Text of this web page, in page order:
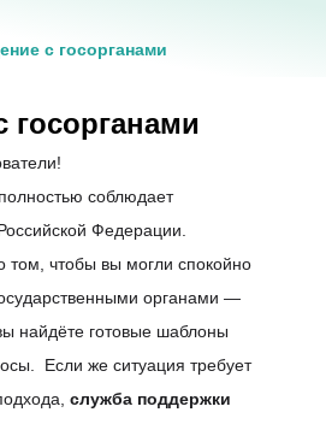
с госорганами
соблюдает
Федерации.
том, чтобы вы могли спокойно
органами —
найдёте готовые шаблоны
Если же ситуация требует
служба поддержки